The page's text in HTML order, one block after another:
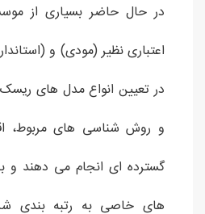
در حال حاضر بسیاری از
اعتباری نظیر (مودی) و
در تعیین انواع مدل های ریسک
و روش شناسی های مربوط،
گسترده ای انجام می دهند و
های خاصی به رتبه بندی